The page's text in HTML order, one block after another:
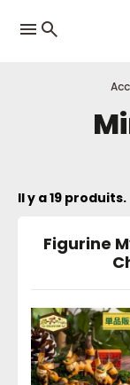
menu
Il y a 19 produits.
Figurine